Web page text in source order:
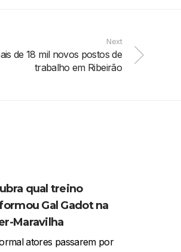
Next
de 18 mil novos postos de
trabalho em Ribeirão
qual treino
Gal Gadot na
Maravilha
atores passarem por